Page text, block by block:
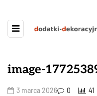
image-
3 marca 2026 0 41